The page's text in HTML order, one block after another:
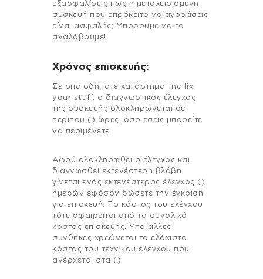
εξασφαλίσεις πως η μεταχειρισμένη
συσκευή που επρόκειτο να αγοράσεις
είναι ασφαλής; Μπορούμε να το
αναλάβουμε!
Χρόνος επισκευής:
Σε οποιοδήποτε κατάστημα της fix
your stuff, ο διαγνωστικός έλεγχος
της συσκευής ολοκληρώνεται σε
περίπου () ώρες, όσο εσείς μπορείτε
να περιμένετε
Αφού ολοκληρωθεί ο έλεγχος και
διαγνωσθεί εκτενέστερη βλάβη
γίνεται ενάς εκτενέστερος έλεγχος ()
ημερών εφόσον δώσετε την έγκριση
για επισκευή. Το κόστος του ελέγχου
τότε αφαιρείται από το συνολικό
κόστος επισκευής. Υπο άλλες
συνθήκες χρεώνεται το ελάχιστο
κόστος του τεχνικου ελέγχου που
ανέρχεται στα ().